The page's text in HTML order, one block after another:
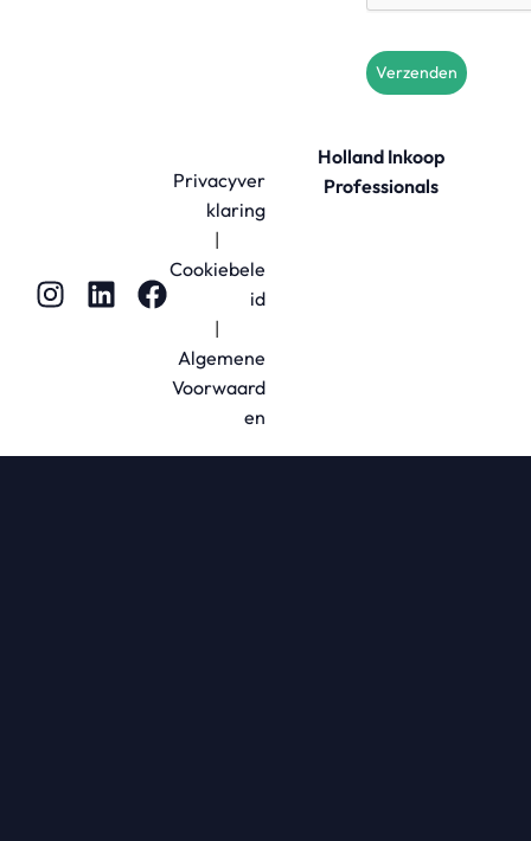
Verzenden
Holland Inkoop
Professionals
Privacyver
klaring
|
Cookiebele
id
|
Algemene
Voorwaard
en